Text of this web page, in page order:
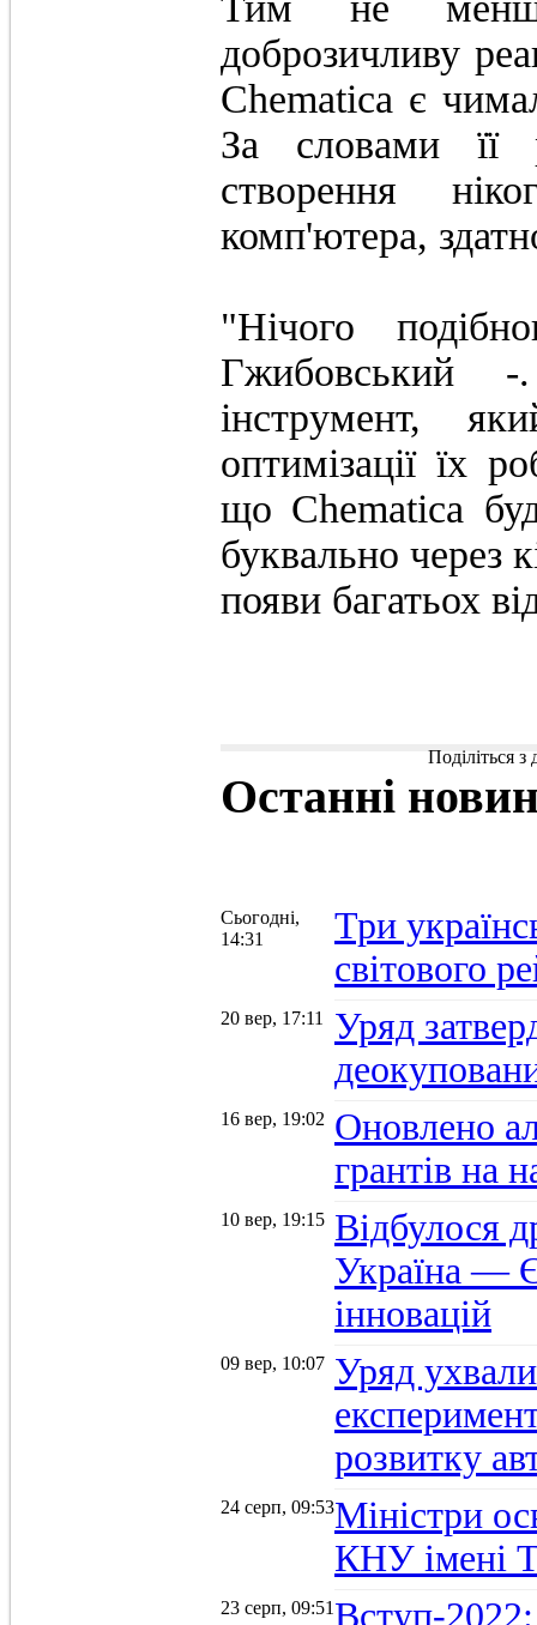
доброзичливу
Chematica є
За словами її
створення
комп'ютера,
"Нічого
інструмент,
оптимізації їх
що Chematica
буквально через
появи багатьох
Поділіться
Останні
Сьогодні,
14:31
Три
світового
20 вер, 17:11
Уряд
16 вер, 19:02 Оновлено
грантів на
10 вер, 19:15 Відбулося
Україна —
інновацій
09 вер, 10:07 Уряд
розвитку
24 серп, 09:53Міністри
КНУ імені
23 серп, 09:51 Вступ-